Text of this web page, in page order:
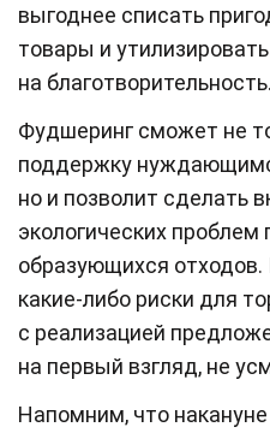
выгоднее списать
товары и
на благотворительность.
Фудшеринг сможет не
поддержку
но и позволит сделать
экологических
образующихся
какие-либо риски для
с реализацией
на первый взгляд, не
Напомним, что